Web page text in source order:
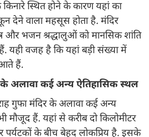
किनारे स्थित होने के कारण यहां का
देने वाला महसूस होता है. मंदिर
और भजन श्रद्धालुओं को मानसिक शांति
यही वजह है कि यहां बड़ी संख्या में
आते हैं.
के अलावा कई अन्य ऐतिहासिक स्थल
गुफा मंदिर के अलावा कई अन्य
मौजूद हैं. यहां से करीब दो किलोमीटर
पर्यटकों के बीच बेहद लोकप्रिय है. इसके